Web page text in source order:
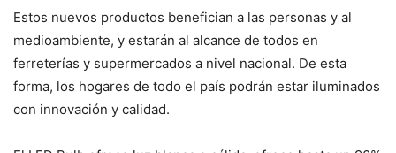
Estos nuevos productos benefician a las personas y al
medioambiente, y estarán al alcance de todos en
ferreterías y supermercados a nivel nacional. De esta
forma, los hogares de todo el país podrán estar iluminados
con innovación y calidad.